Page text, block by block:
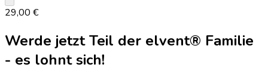
keyboard_arrow_down
29,00 €
Werde jetzt Teil der elvent® Familie
- es lohnt sich!